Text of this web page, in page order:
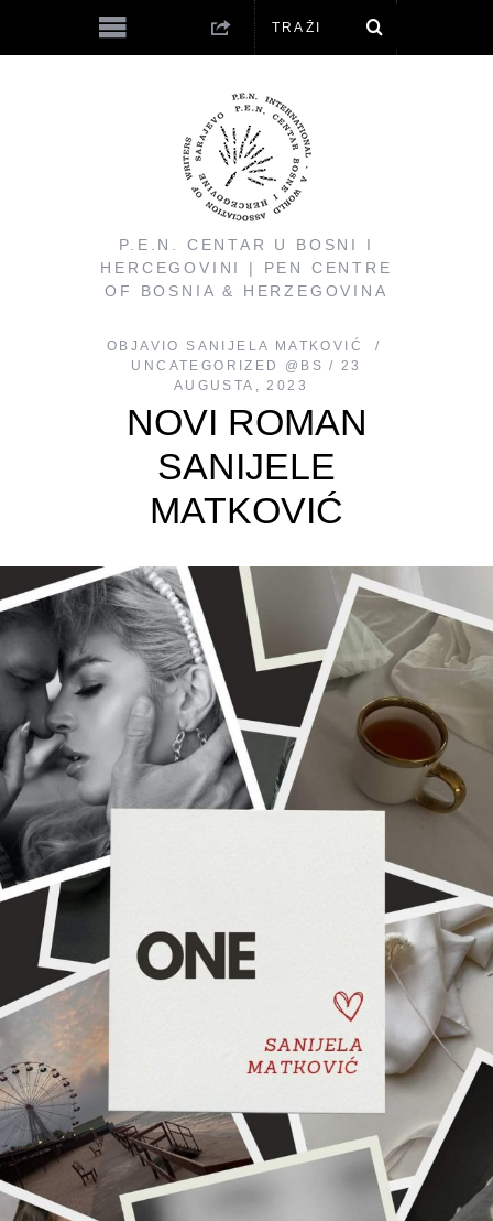
P.E.N. CENTAR U BOSNI I
HERCEGOVINI | PEN CENTRE
OF BOSNIA & HERZEGOVINA
OBJAVIO
SANIJELA MATKOVIĆ
UNCATEGORIZED @BS
23
AUGUSTA, 2023
NOVI ROMAN
SANIJELE
MATKOVIĆ